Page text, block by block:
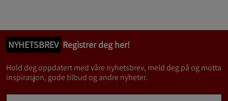
NYHETSBREV Registrer deg her!
Hold deg oppdatert med våre nyhetsbrev, meld deg på og motta
inspirasjon, gode tilbud og andre nyheter.